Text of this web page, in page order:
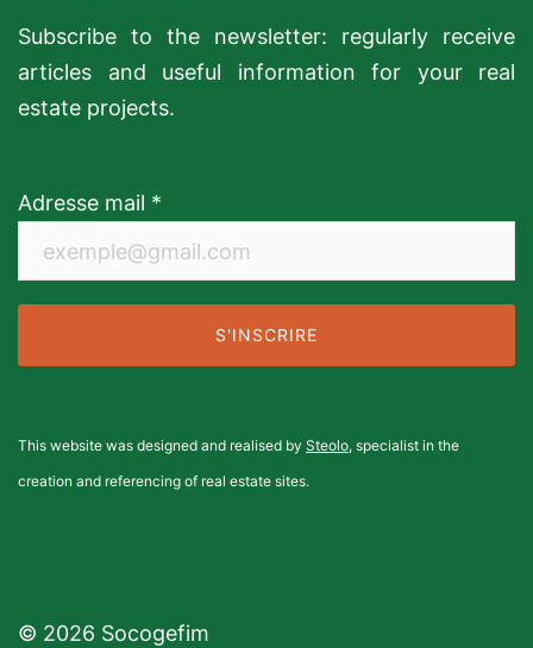
Subscribe to the newsletter: regularly receive
articles and useful information for your real
estate projects.
Adresse mail *
This website was designed and realised by Steolo, specialist in the
creation and referencing of real estate sites.
© 2026 Socogefim